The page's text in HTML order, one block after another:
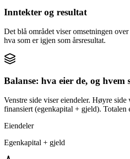
Inntekter og resultat
Det blå området viser omsetningen
hva som er igjen som årsresultat.
Balanse: hva eier de, og hvem
Venstre side viser eiendeler. Høyre side
finansiert (egenkapital + gjeld). Totalen
Eiendeler
Egenkapital + gjeld